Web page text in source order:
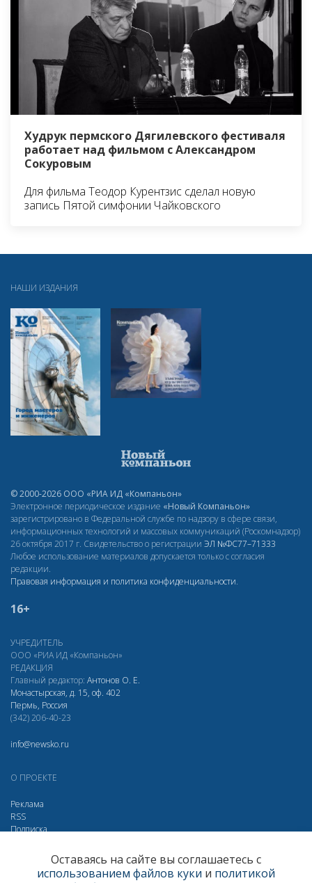
Худрук пермского Дягилевского фестиваля
работает над фильмом с Александром
Сокуровым
Для фильма Теодор Курентзис сделал новую
запись Пятой симфонии Чайковского
НАШИ ИЗДАНИЯ
© 2000-2026 ООО «РИА ИД «Компаньон»
Электронное периодическое издание «Новый Компаньон»
зарегистрировано в Федеральной службе по надзору в сфере связи,
информационных технологий и массовых коммуникаций (Роскомнадзор)
26 октября 2017 г. Свидетельство о регистрации ЭЛ №ФС77–71333
Любое использование материалов допускается только с согласия
редакции.
Правовая информация и политика конфиденциальности.
16+
УЧРЕДИТЕЛЬ
ООО «РИА ИД «Компаньон»
РЕДАКЦИЯ
Главный редактор: Антонов О. Е.
Монастырская, д. 15, оф. 402
Пермь, Россия
(342) 206-40-23
info@newsko.ru
О ПРОЕКТЕ
Реклама
RSS
Подписка
ОдноклассникиОставаясь на сайте вы соглашаетесь с
использованием файлов куки и политикой